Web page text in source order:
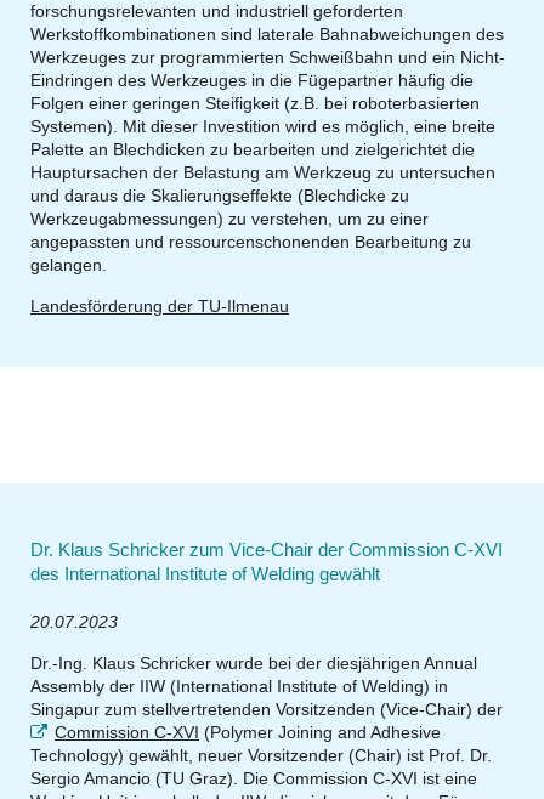
forschungsrelevanten und industriell geforderten
Werkstoffkombinationen sind laterale Bahnabweichungen des
Werkzeuges zur programmierten Schweißbahn und ein Nicht-
Eindringen des Werkzeuges in die Fügepartner häufig die
Folgen einer geringen Steifigkeit (z.B. bei roboterbasierten
Systemen). Mit dieser Investition wird es möglich, eine breite
Palette an Blechdicken zu bearbeiten und zielgerichtet die
Hauptursachen der Belastung am Werkzeug zu untersuchen
und daraus die Skalierungseffekte (Blechdicke zu
Werkzeugabmessungen) zu verstehen, um zu einer
angepassten und ressourcenschonenden Bearbeitung zu
gelangen.
Landesförderung der TU-Ilmenau
Dr. Klaus Schricker zum Vice-Chair der Commission C-XVI
des International Institute of Welding gewählt
20.07.2023
Dr.-Ing. Klaus Schricker wurde bei der diesjährigen Annual
Assembly der IIW (International Institute of Welding) in
Singapur zum stellvertretenden Vorsitzenden (Vice-Chair) der
Commission C-XVI (Polymer Joining and Adhesive
Technology) gewählt, neuer Vorsitzender (Chair) ist Prof. Dr.
Sergio Amancio (TU Graz). Die Commission C-XVI ist eine